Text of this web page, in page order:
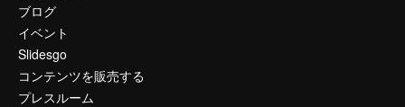
ブログ
イベント
Slidesgo
コンテンツを販売する
プレスルーム